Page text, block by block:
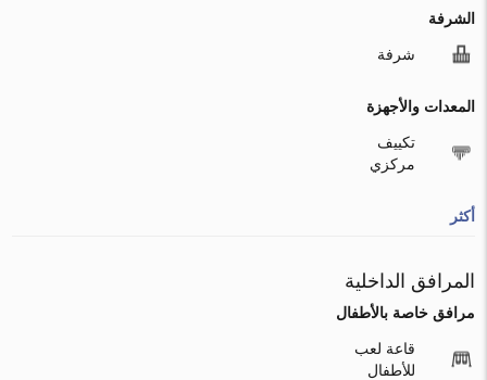
الشرفة
شرفة
المعدات والأجهزة
تكييف
مركزي
أكثر
المرافق الداخلية
مرافق خاصة بالأطفال
قاعة لعب
للأطفال